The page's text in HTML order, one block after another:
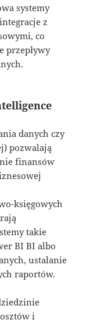
systemy
z
co
przepływy
danych czy
pozwalają
finansów
księgowych
takie
BI BI albo
ustalanie
raportów.
i